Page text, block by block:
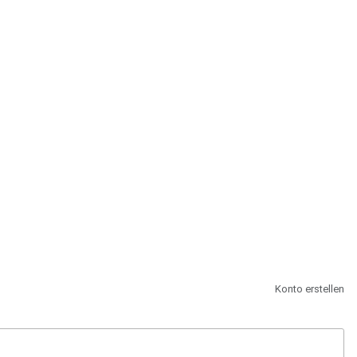
Konto erstellen